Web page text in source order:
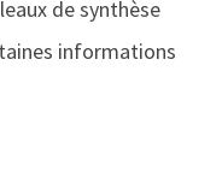
de synthèse
informations